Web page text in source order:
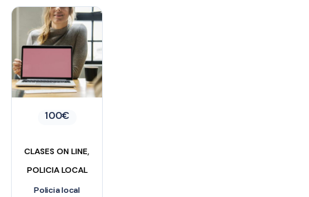
100€
CLASES ON LINE,
POLICIA LOCAL
Policia local